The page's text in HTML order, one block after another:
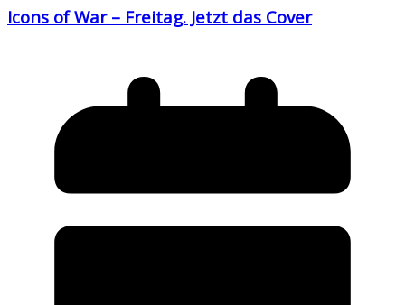
Icons of War – Freitag. Jetzt das Cover